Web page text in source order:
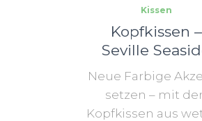
Kissen
Kopfkissen –
Seville
Neue Farbige
setzen – mit
Kopfkissen aus